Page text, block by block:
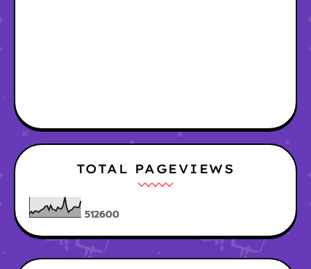
TOTAL PAGEVIEWS
512600